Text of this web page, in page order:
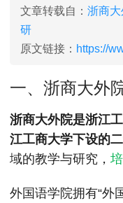
MPA公共管理
院校库
MPAcc会计专硕
院校库 考试报名
考试真题
报考经验
MTA旅游管理
文章转载自： 浙商
研
原文链接： https://
一、浙商大外
浙商大外院是‌浙江
江工商大学下设的
域的教学与研究，
外国语学院拥有“外